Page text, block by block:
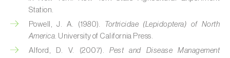
Cogollero del maíz (
Cogollero del tomate (Keiferia lycopersicella)
Coleópteros de grandes dimensiones
Station.
Powell, J. A. (1980).
Tortricidae (Lepidoptera) of North
America. University of California Press.
Alford, D. V. (2007).Pest and Disease Management